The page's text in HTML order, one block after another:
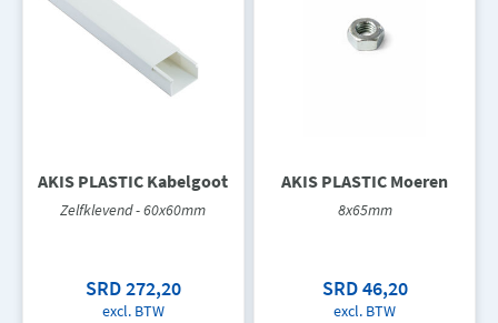
AKIS PLASTIC Kabelgoot
Zelfklevend - 60x60mm
SRD 272,20
excl. BTW
AKIS PLASTIC Moeren
8x65mm
SRD 46,20
excl. BTW